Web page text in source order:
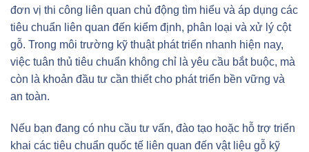
đơn vị thi công liên quan chủ động tìm hiểu và áp dụng các
tiêu chuẩn liên quan đến kiểm định, phân loại và xử lý cột
gỗ. Trong môi trường kỹ thuật phát triển nhanh hiện nay,
việc tuân thủ tiêu chuẩn không chỉ là yêu cầu bắt buộc, mà
còn là khoản đầu tư cần thiết cho phát triển bền vững và
an toàn.
Nếu bạn đang có nhu cầu tư vấn, đào tạo hoặc hỗ trợ triển
khai các tiêu chuẩn quốc tế liên quan đến vật liệu gỗ kỹ